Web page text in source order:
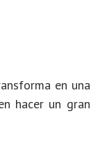
en una
hacer un gran